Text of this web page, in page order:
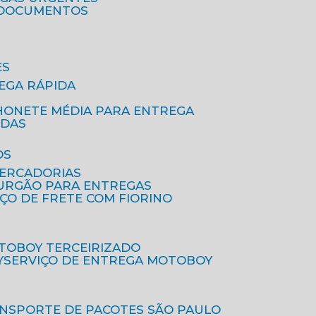
RÁPIDA
MÉDIA PARA ENTREGA
PARA ENTREGAS
DE FRETE COM FIORINO
TERCEIRIZADO
SERVIÇO DE ENTREGA MOTOBOY
DE PACOTES SÃO PAULO